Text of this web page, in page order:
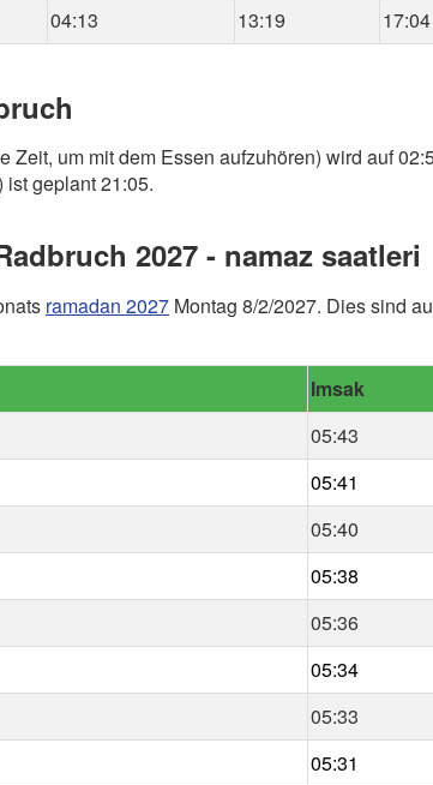
04:13 13:19 17:04
Zeit, um mit dem Essen aufzuhören) wird auf
ist geplant 21:05.
2027 - namaz saatleri
ramadan 2027 Montag 8/2/2027. Dies sind
Imsak
05:43
05:41
05:40
05:38
05:36
05:34
05:33
05:31